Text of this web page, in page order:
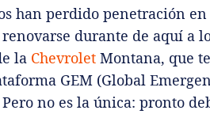
han perdido penetración
durante de aquí a
la Chevrolet Montana, que
GEM (Global
no es la única: pronto